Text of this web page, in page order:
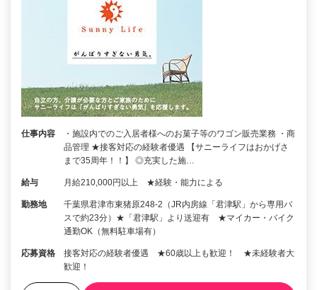
仕事内容
・施設内でのご入居者様へのお菓子等のワゴン販売業務 ・商
品管理 ★接客対応の経験者優遇 【サニーライフはおかげさ
まで35周年！！】 ◎充実した施…
給与 月給210,000円以上 ★経験・能力による
勤務地
千葉県君津市東猪原248-2（JR内房線「君津駅」から専用バ
スで約23分）★「君津駅」より送迎有 ★マイカー・バイク
通勤OK（無料駐車場有）
応募資格
接客対応の経験者優遇 ★60歳以上も歓迎！ ★未経験者大
歓迎！